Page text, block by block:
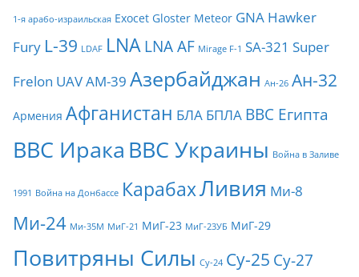
1-я арабо-израильская Exocet Gloster Meteor GNA Hawker
Fury L-39 LDAF LNA LNA AF Mirage F-1 SA-321 Super
Frelon UAVАМ-39 Азербайджан Ан-26 Ан-32
Армения Афганистан БЛА БПЛА ВВС Египта
ВВС Ирака ВВС Украины Война в Заливе
1991 Война на Донбассе КарабахЛивия Ми-8
Ми-24 Ми-35М МиГ-21 МиГ-23 МиГ-23УБ МиГ-29
Повитряны Силы Су-24 Су-25 Су-27